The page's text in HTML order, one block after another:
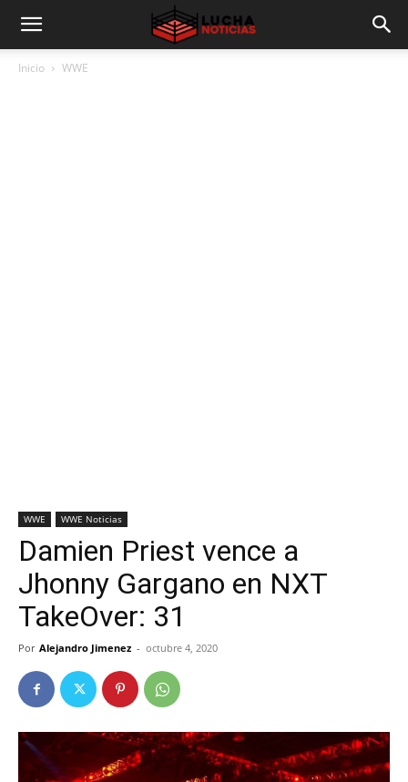
Inicio WWE
WWE WWE Noticias
Damien Priest vence a
Jhonny Gargano en NXT
TakeOver: 31
Por Alejandro Jimenez - octubre 4, 2020